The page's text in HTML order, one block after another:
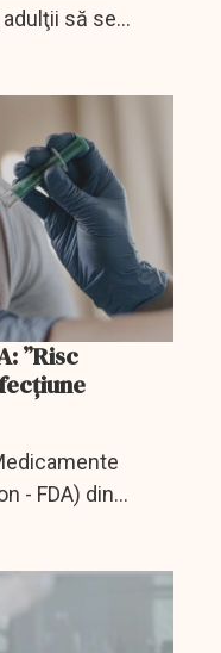
să se
cu Pfizer şi
”Risc
- FDA) din
privire la "un